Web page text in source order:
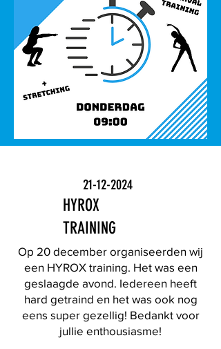
21-12-2024
HYROX
TRAINING
Op 20 december organiseerden wij
een HYROX training. Het was een
geslaagde avond. Iedereen heeft
hard getraind en het was ook nog
eens super gezellig! Bedankt voor
jullie enthousiasme!